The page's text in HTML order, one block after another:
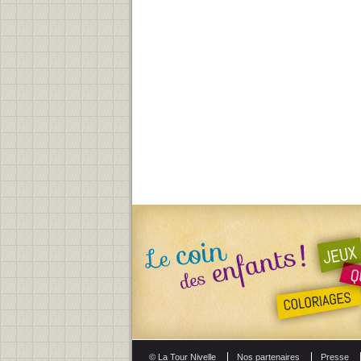
© La Tour Nivelle Nos partenaires Presse